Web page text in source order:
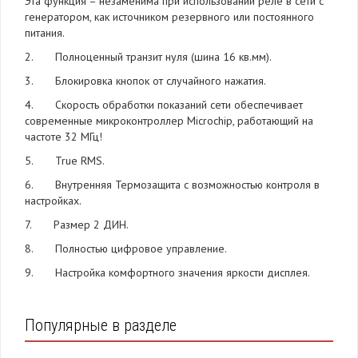
генератором, как источником резервного или постоянного
питания.
2. Полноценный транзит нуля (шина 16 кв.мм).
3. Блокировка кнопок от случайного нажатия.
4. Скорость обработки показаний сети обеспечивает
современные микроконтроллер Microchip, работающий на
частоте 32 МГц!
5. True RMS.
6. Внутренняя Термозащита с возможностью контроля в
настройках.
7. Размер 2 ДИН.
8. Полностью цифровое управление.
9. Настройка комфортного значения яркости дисплея.
Популярные в разделе